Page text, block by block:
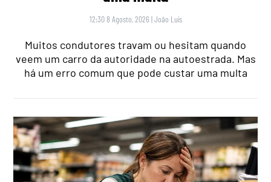
12:30 8 Agosto, 2026 |João Luís
Muitos condutores travam ou hesitam quando
veem um carro da autoridade na autoestrada. Mas
há um erro comum que pode custar uma multa